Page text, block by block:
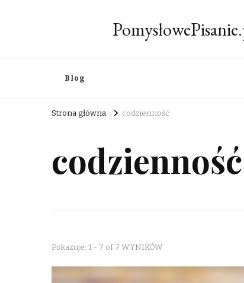
Blog
Strona główna codzienność
codzienność
Pokazuje: 1 - 7 of 7 WYNIKÓW